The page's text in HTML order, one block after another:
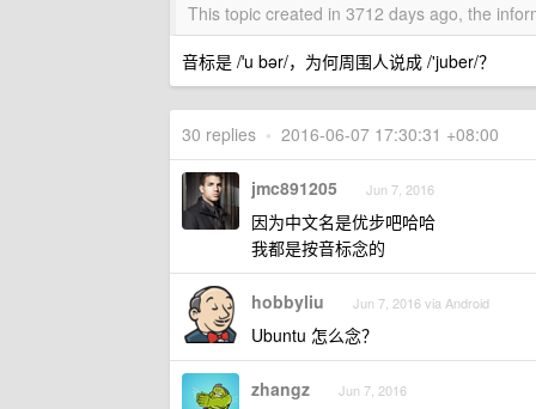
This topic created in 3712 days ago, the
音标是 /ˈu bər/，为何周围人说成 /'juber/？
30 replies • 2016-06-07 17:30:31 +08:00
jmc891205 Jun 7, 2016
因为中文名是优步吧哈哈
我都是按音标念的
hobbyliu Jun 7, 2016 via Android
Ubuntu 怎么念？
zhangz Jun 7, 2016